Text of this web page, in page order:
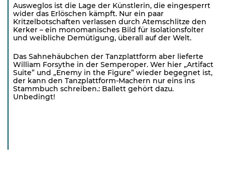
Ausweglos ist die Lage der Künstlerin, die eingesperrt
wider das Erlöschen kämpft. Nur ein paar
Kritzelbotschaften verlassen durch Atemschlitze den
Kerker – ein monomanisches Bild für Isolationsfolter
und weibliche Demütigung, überall auf der Welt.
Das Sahnehäubchen der Tanzplattform aber lieferte
William Forsythe in der Semperoper. Wer hier „Artifact
Suite” und „Enemy in the Figure” wieder begegnet ist,
der kann den Tanzplattform-Machern nur eins ins
Stammbuch schreiben.: Ballett gehört dazu.
Unbedingt!